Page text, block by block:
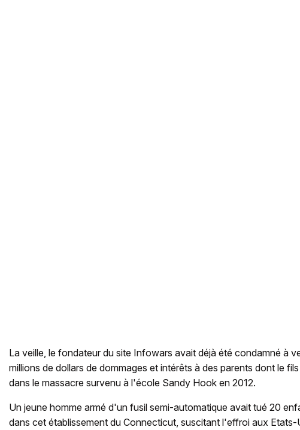
La veille, le fondateur du site Infowars avait déjà été condamné à
millions de dollars de dommages et intérêts à des parents dont le
dans le massacre survenu à l'école Sandy Hook en 2012.
Un jeune homme armé d'un fusil semi-automatique avait tué 20
dans cet établissement du Connecticut, suscitant l'effroi aux Etats-